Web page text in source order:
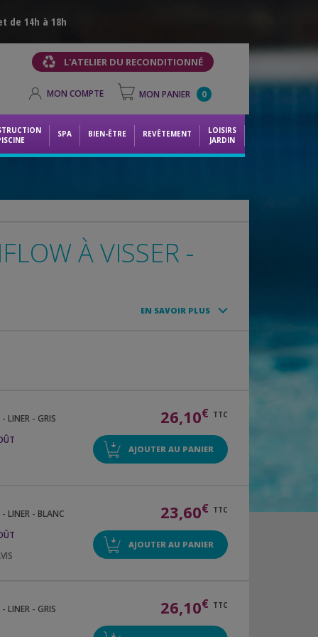
de 14h à 18h
L'ATELIER DU RECONDITIONNÉ
MON COMPTE MON PANIER 0
SPA BIEN-ÊTRE REVÊTEMENT
LOISIRS
JARDIN
À VISSER -
EN SAVOIR PLUS
LINER - GRIS
26,10€ TTC
AJOUTER AU PANIER
- LINER - BLANC 23,60€ TTC
AJOUTER AU PANIER
LINER - GRIS
26,10€ TTC